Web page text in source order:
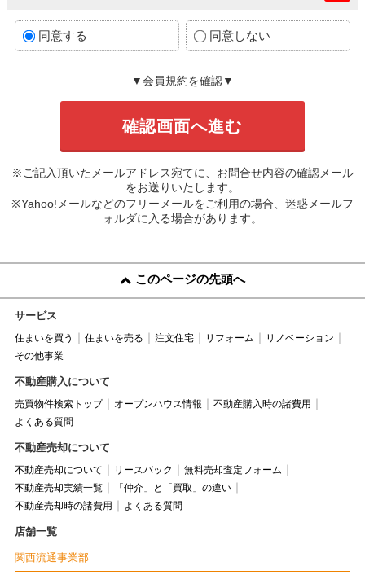
同意する 同意しない
▼会員規約を確認▼
※ご記入頂いたメールアドレス宛てに、お問合せ内容の確認メール
をお送りいたします。
※Yahoo!メールなどのフリーメールをご利用の場合、迷惑メールフ
ォルダに入る場合があります。
このページの先頭へ
サービス
住まいを買う 住まいを売る 注文住宅 リフォーム
リノベーション
その他事業
不動産購入について
売買物件検索トップ オープンハウス情報
不動産購入時の諸費用
よくある質問
不動産売却について
不動産売却について リースバック
無料売却査定フォーム
不動産売却実績一覧
「仲介」と「買取」の違い
不動産売却時の諸費用
よくある質問
店舗一覧
関西流通事業部